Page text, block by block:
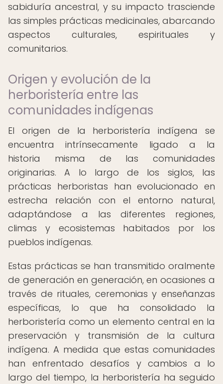
sabiduría ancestral, y su impacto trasciende
las simples prácticas medicinales, abarcando
aspectos culturales, espirituales y
comunitarios.
Origen y evolución de la
herboristería entre las
comunidades indígenas
El origen de la herboristería indígena se
encuentra intrínsecamente ligado a la
historia misma de las comunidades
originarias. A lo largo de los siglos, las
prácticas herboristas han evolucionado en
estrecha relación con el entorno natural,
adaptándose a las diferentes regiones,
climas y ecosistemas habitados por los
pueblos indígenas.
Estas prácticas se han transmitido oralmente
de generación en generación, en ocasiones a
través de rituales, ceremonias y enseñanzas
específicas, lo que ha consolidado la
herboristería como un elemento central en la
preservación y transmisión de la cultura
indígena. A medida que estas comunidades
han enfrentado desafíos y cambios a lo
largo del tiempo, la herboristería ha seguido